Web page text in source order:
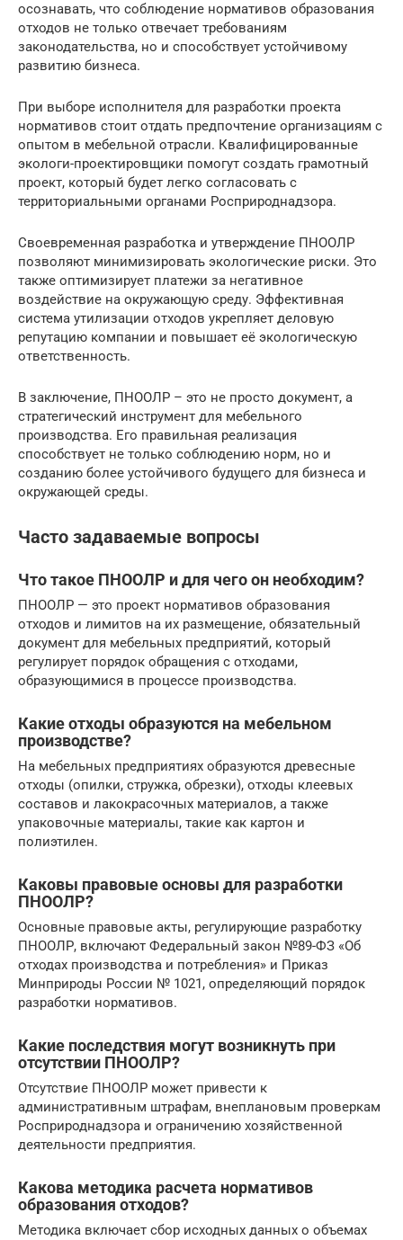
осознавать, что соблюдение нормативов образования
отходов не только отвечает требованиям
законодательства, но и способствует устойчивому
развитию бизнеса.
При выборе исполнителя для разработки проекта
нормативов стоит отдать предпочтение организациям с
опытом в мебельной отрасли. Квалифицированные
экологи-проектировщики помогут создать грамотный
проект, который будет легко согласовать с
территориальными органами Росприроднадзора.
Своевременная разработка и утверждение ПНООЛР
позволяют минимизировать экологические риски. Это
также оптимизирует платежи за негативное
воздействие на окружающую среду. Эффективная
система утилизации отходов укрепляет деловую
репутацию компании и повышает её экологическую
ответственность.
В заключение, ПНООЛР – это не просто документ, а
стратегический инструмент для мебельного
производства. Его правильная реализация
способствует не только соблюдению норм, но и
созданию более устойчивого будущего для бизнеса и
окружающей среды.
Часто задаваемые вопросы
Что такое ПНООЛР и для чего он необходим?
ПНООЛР — это проект нормативов образования
отходов и лимитов на их размещение, обязательный
документ для мебельных предприятий, который
регулирует порядок обращения с отходами,
образующимися в процессе производства.
Какие отходы образуются на мебельном
производстве?
На мебельных предприятиях образуются древесные
отходы (опилки, стружка, обрезки), отходы клеевых
составов и лакокрасочных материалов, а также
упаковочные материалы, такие как картон и
полиэтилен.
Каковы правовые основы для разработки
ПНООЛР?
Основные правовые акты, регулирующие разработку
ПНООЛР, включают Федеральный закон №89-ФЗ «Об
отходах производства и потребления» и Приказ
Минприроды России № 1021, определяющий порядок
разработки нормативов.
Какие последствия могут возникнуть при
отсутствии ПНООЛР?
Отсутствие ПНООЛР может привести к
административным штрафам, внеплановым проверкам
Росприроднадзора и ограничению хозяйственной
деятельности предприятия.
Какова методика расчета нормативов
образования отходов?
Методика включает сбор исходных данных о объемах